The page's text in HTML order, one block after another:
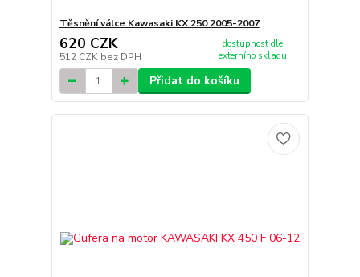
Těsnění válce Kawasaki KX 250 2005-2007
620 CZK
512 CZK bez DPH
dostupnost dle
externího skladu
Přidat do košíku